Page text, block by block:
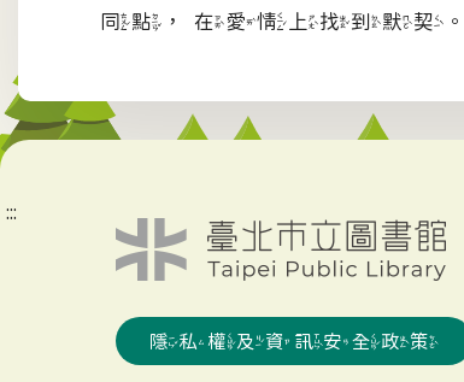
同點，在愛情上找到默契
:::
隱私權及資訊安全政策